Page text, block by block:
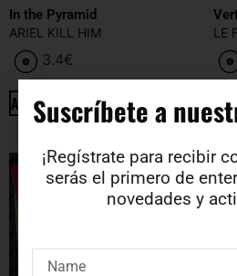
In the Pyramid
ARIEL KILL HIM
3.4€
ADD TO CART
LE
Suscríbete a
¡Regístrate para recibir
serás el primero de
novedades y